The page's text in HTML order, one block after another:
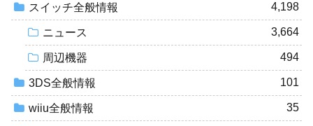
スイッチ全般情報 4,198
ニュース 3,664
周辺機器 494
3DS全般情報 101
wiiu全般情報 35